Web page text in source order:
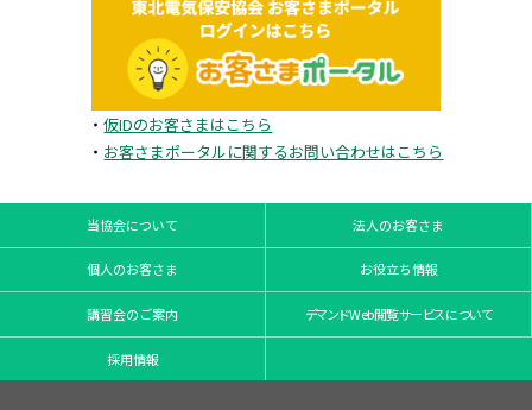
・仮IDのお客さまはこちら
・ お客さまポータルに関するお問い合わせはこちら
当協会について 法人のお客さま
個人のお客さま お役立ち情報
講習会のご案内 デマンドWeb閲覧サービスについて
採用情報